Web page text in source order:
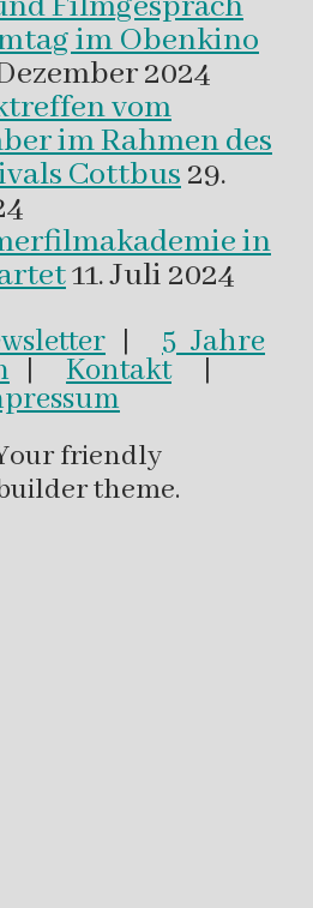
im Obenkino
2024
vom
im Rahmen des
Cottbus29.
in
11. Juli 2024
| 5 Jahre
| Kontakt|
friendly
theme.